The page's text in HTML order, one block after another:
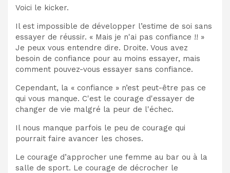
Voici le kicker.
Il est impossible de développer l’estime de soi sans
essayer de réussir. « Mais je n'ai pas confiance !! »
Je peux vous entendre dire. Droite. Vous avez
besoin de confiance pour au moins essayer, mais
comment pouvez-vous essayer sans confiance.
Cependant, la « confiance » n’est peut-être pas ce
qui vous manque. C'est le courage d'essayer de
changer de vie malgré la peur de l'échec.
Il nous manque parfois le peu de courage qui
pourrait faire avancer les choses.
Le courage d’approcher une femme au bar ou à la
salle de sport. Le courage de décrocher le